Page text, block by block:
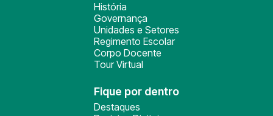
História
Governança
Unidades e Setores
Regimento Escolar
Corpo Docente
Tour Virtual
Fique por dentro
Destaques